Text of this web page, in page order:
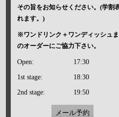
その旨をお知らせください。(学割
れます。)
※ワンドリンク＋ワンディッシュ
のオーダーにご協力下さい。
Open: 17:30
1st stage: 18:30
2nd stage: 19:50
メール予約